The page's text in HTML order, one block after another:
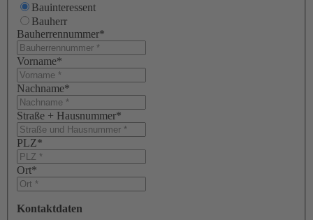
Bauinteressent
Bauherr
Bauherrennummer*
Vorname*
Nachname*
Straße + Hausnummer*
PLZ*
Ort*
Kontaktdaten